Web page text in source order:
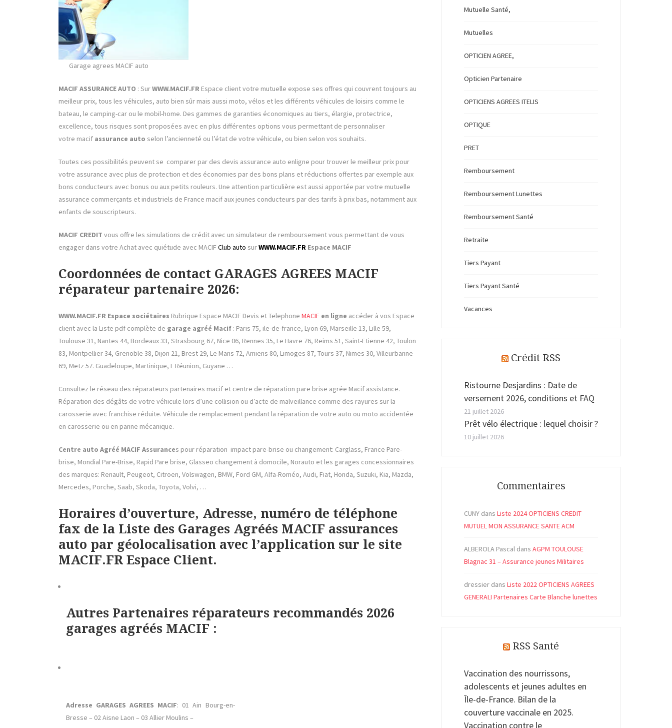
Garage agrees MACIF auto
MACIF ASSURANCE AUTO : SurWWW.MACIF.FR Espace client votre mutuelle expose ses offres qui couvrent toujours au
meilleur prix, tous les véhicules, auto bien sûr mais aussi moto, vélos et les différents véhicules de loisirs comme le
bateau, le camping-car ou le mobil-home. Des gammes de garanties économiques au tiers, élargie, protectrice,
excellence, tous risques sont proposées avec en plus différentes options vous permettant de personnaliser
votre macif assurance auto selon l’ancienneté ou l’état de votre véhicule, ou bien selon vos souhaits.
Toutes ces possibilités peuvent se comparer par des devis assurance auto enligne pour trouver le meilleur prix pour
votre assurance avec plus de protection et des économies par des bons plans et réductions offertes par exemple aux
bons conducteurs avec bonus ou aux petits rouleurs. Une attention particulière est aussi apportée par votre mutuelle
assurance commerçants et industriels de France macif aux jeunes conducteurs par des tarifs à prix bas, notamment aux
enfants de souscripteurs.
MACIF CREDIT vous offre les simulations de crédit avec un simulateur de remboursement vous permettant de vous
engager dans votre Achat avec quiétude avec MACIF Club auto surWWW.MACIF.FR Espace MACIF
Coordonnées de contact GARAGES AGREES MACIF
réparateur partenaire 2026:
WWW.MACIF.FR Espace sociétaires Rubrique Espace MACIF Devis et Telephone MACIF en ligne accéder à vos Espace
client avec la Liste pdf complète de garage agréé Macif : Paris 75, ile-de-france, Lyon 69, Marseille 13, Lille 59,
Toulouse 31, Nantes 44, Bordeaux 33, Strasbourg 67, Nice 06, Rennes 35, Le Havre 76, Reims 51, Saint-Etienne 42, Toulon
83, Montpellier 34, Grenoble 38, Dijon 21, Brest 29, Le Mans 72, Amiens 80, Limoges 87, Tours 37, Nimes 30, Villeurbanne
69, Metz 57. Guadeloupe, Martinique, L Réunion, Guyane …
Consultez le réseau des réparateurs partenaires macif et centre de réparation pare brise agrée Macif assistance.
Réparation des dégâts de votre véhicule lors d’une collision ou d’acte de malveillance comme des rayures sur la
carosserie avec franchise réduite. Véhicule de remplacement pendant la réparation de votre auto ou moto accidentée
en carosserie ou en panne mécanique.
Centre auto Agréé MACIF Assurances pour réparation impact pare-brise ou changement: Carglass, France Pare-
brise, Mondial Pare-Brise, Rapid Pare brise, Glasseo changement à domocile, Norauto et les garages concessionnaires
des marques: Renault, Peugeot, Citroen, Volswagen, BMW, Ford GM, Alfa-Roméo, Audi, Fiat, Honda, Suzuki, Kia, Mazda,
Mercedes, Porche, Saab, Skoda, Toyota, Volvi, …
Horaires d’ouverture, Adresse, numéro de téléphone
fax de la Liste des Garages Agréés MACIF assurances
auto par géolocalisation avec l’application sur le site
MACIF.FR Espace Client.
Autres Partenaires réparateurs recommandés 2026
garages agréés MACIF :
Adresse GARAGES AGREES MACIF: 01 Ain Bourg-en-
Bresse – 02 Aisne Laon – 03 Allier Moulins –
Mutuelle Santé,
Mutuelles
OPTICIEN AGREE,
Opticien Partenaire
OPTICIENS AGREES ITELIS
OPTIQUE
PRET
Remboursement
Remboursement Lunettes
Remboursement Santé
Retraite
Tiers Payant
Tiers Payant Santé
Vacances
Crédit RSS
Ristourne Desjardins : Date de
versement 2026, conditions et FAQ
21 juillet 2026
Prêt vélo électrique : lequel choisir ?
10 juillet 2026
Commentaires
CUNY dans Liste 2024 OPTICIENS CREDIT
MUTUEL MON ASSURANCE SANTE ACM
ALBEROLA Pascal dans AGPM TOULOUSE
Blagnac 31 – Assurance jeunes Militaires
dressier dans Liste 2022 OPTICIENS AGREES
GENERALI Partenaires Carte Blanche lunettes
RSS Santé
Vaccination des nourrissons,
adolescents et jeunes adultes en
Île-de-France. Bilan de la
couverture vaccinale en 2025.
Vaccination contre le